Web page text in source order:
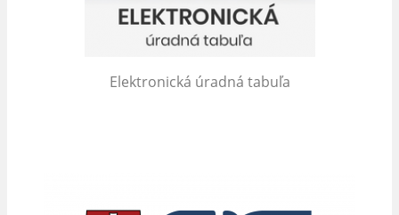
Elektronická úradná tabuľa